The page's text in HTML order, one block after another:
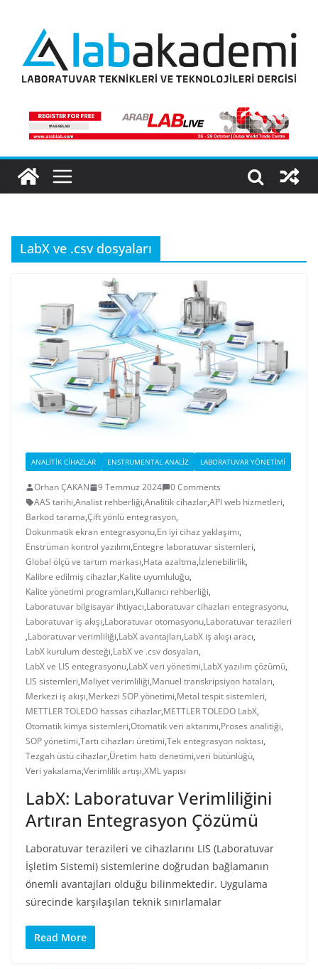
content
LabX ve .csv dosyaları
ANALITIK CIHAZLAR ENSTRUMENTAL ANALIZ LABORATUVAR YÖNETIMI
Orhan ÇAKAN 9 Temmuz 2024
0 Comments
AAS tarihi,Analist rehberliği,Analitik cihazlar,API web hizmetleri,
Barkod tarama,Çift yönlü entegrasyon,
Dokunmatik ekran entegrasyonu,En iyi cihaz yaklaşımı,
Enstrüman kontrol yazılımı,Entegre laboratuvar sistemleri,
Global ölçü ve tartım markası,Hata azaltma,İzlenebilirlik,
Kalibre edilmiş cihazlar,Kalite uyumluluğu,
Kalite yönetimi programları,Kullanıcı rehberliği,
Laboratuvar bilgisayar ihtiyacı,Laboratuvar cihazları entegrasyonu,
Laboratuvar iş akışı,Laboratuvar otomasyonu,Laboratuvar terazileri
,Laboratuvar verimliliği,LabX avantajları,LabX iş akışı aracı,
LabX kurulum desteği,LabX ve .csv dosyaları,
LabX ve LIS entegrasyonu,LabX veri yönetimi,LabX yazılım çözümü,
LIS sistemleri,Maliyet verimliliği,Manuel transkripsiyon hataları,
Merkezi iş akışı,Merkezi SOP yönetimi,Metal tespit sistemleri,
METTLER TOLEDO hassas cihazlar,METTLER TOLEDO LabX,
Otomatik kimya sistemleri,Otomatik veri aktarımı,Proses analitiği,
SOP yönetimi,Tartı cihazları üretimi,Tek entegrasyon noktası,
Tezgah üstü cihazlar,Üretim hattı denetimi,veri bütünlüğü,
Veri yakalama,Verimlilik artışı,XML yapısı
LabX: Laboratuvar Verimliliğini
Artıran Entegrasyon Çözümü
Laboratuvar terazileri ve cihazlarını LIS (Laboratuvar
İşletim Sistemi) sistemlerine doğrudan bağlamanın
önemli avantajları olduğu bilinmektedir. Uygulama
sürecinde karşılaşılan teknik sınırlamalar
Read More